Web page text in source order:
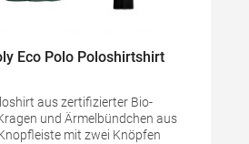
Eco Polo Poloshirtshirt
aus zertifizierter Bio-